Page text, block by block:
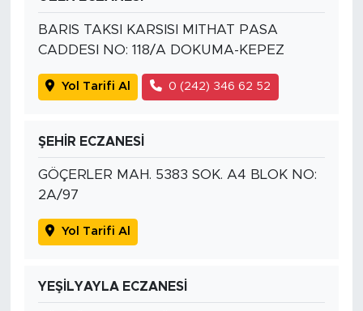
BARIS TAKSI KARSISI MITHAT PASA
CADDESI NO: 118/A DOKUMA-KEPEZ
Yol Tarifi Al 0 (242) 346 62 52
ŞEHİR ECZANESİ
GÖÇERLER MAH. 5383 SOK. A4 BLOK NO:
2A/97
Yol Tarifi Al
YEŞİLYAYLA ECZANESİ